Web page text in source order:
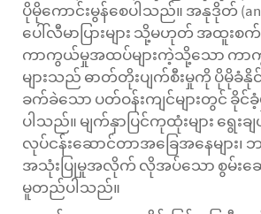
ပိုမိုကောင်းမွန်စေပါသည်။ အနုဒိုတ်
ပေါ်လီမာပြားများ သို့မဟုတ် အထူး
ကာကွယ်မှုအထပ်များကဲ့သို့သော က
များသည် ဓာတ်တိုးပျက်စီးမှုကို ပိုမိုခံနို
ခက်ခဲသော ပတ်ဝန်းကျင်များတွင် ခိုင်
ပါသည်။ မျက်နှာပြင်ကုထုံးများ ရွေ
လုပ်ငန်းဆောင်တာအခြေအနေများ၊
အသုံးပြုမှုအလိုက် လိုအပ်သော စွမ်းဆ
မူတည်ပါသည်။